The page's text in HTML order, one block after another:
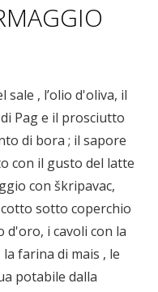
sale , l’olio d'oliva, il
Pag e il prosciutto
di bora ; il sapore
con il gusto del latte
con škripavac,
sotto coperchio
i cavoli con la
farina di mais , le
potabile dalla